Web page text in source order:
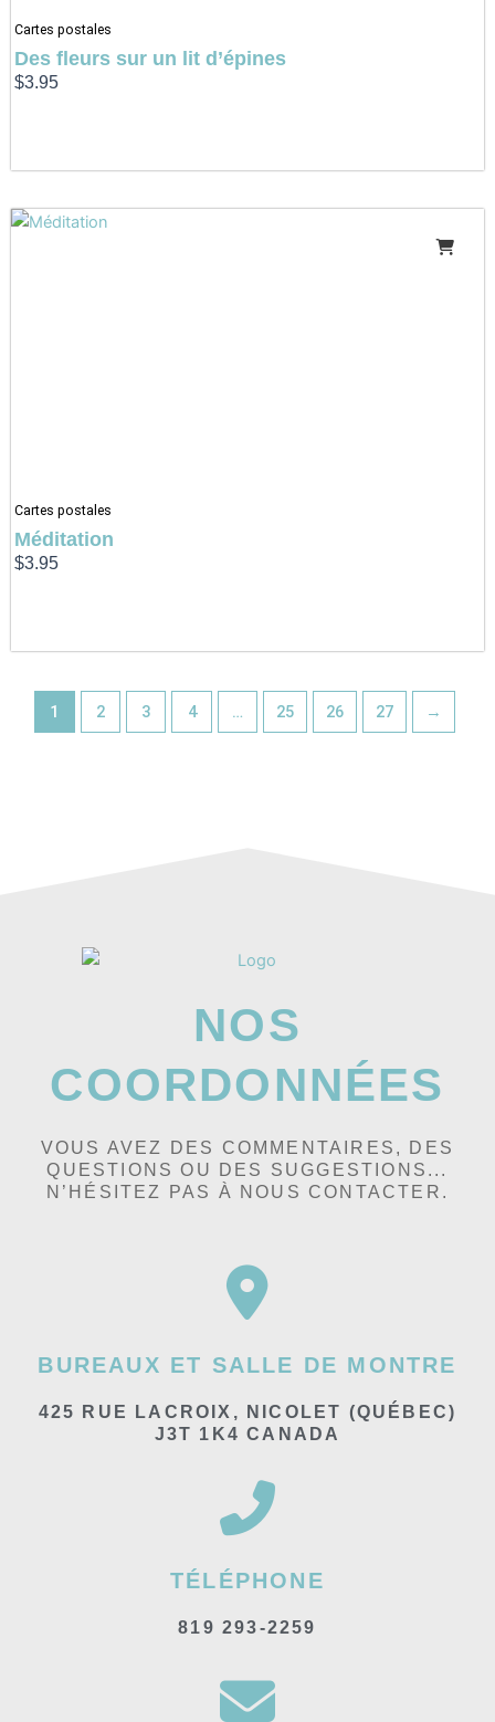
Cartes postales
Des fleurs sur un lit d’épines
$3.95
Cartes postales
Méditation
$3.95
1 2 3 4 … 25 26 27 →
NOS
COORDONNÉES
VOUS AVEZ DES COMMENTAIRES, DES
QUESTIONS OU DES SUGGESTIONS...
N’HÉSITEZ PAS À NOUS CONTACTER.
BUREAUX ET SALLE DE MONTRE
425 RUE LACROIX, NICOLET (QUÉBEC)
J3T 1K4 CANADA
TÉLÉPHONE
819 293-2259